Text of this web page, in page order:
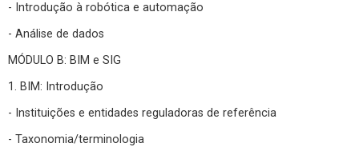
- Introdução à robótica e automação
- Análise de dados
MÓDULO B: BIM e SIG
1. BIM: Introdução
- Instituições e entidades reguladoras de referência
- Taxonomia/terminologia